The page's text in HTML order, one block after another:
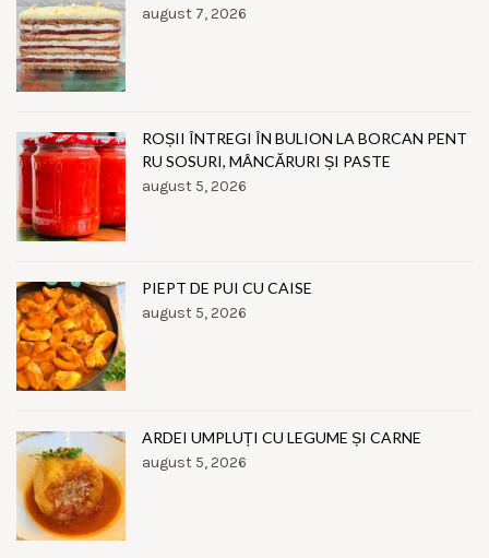
august 7, 2026
ROȘII ÎNTREGI ÎN BULION LA BORCAN PENT
RU SOSURI, MÂNCĂRURI ȘI PASTE
august 5, 2026
PIEPT DE PUI CU CAISE
august 5, 2026
ARDEI UMPLUȚI CU LEGUME ȘI CARNE
august 5, 2026